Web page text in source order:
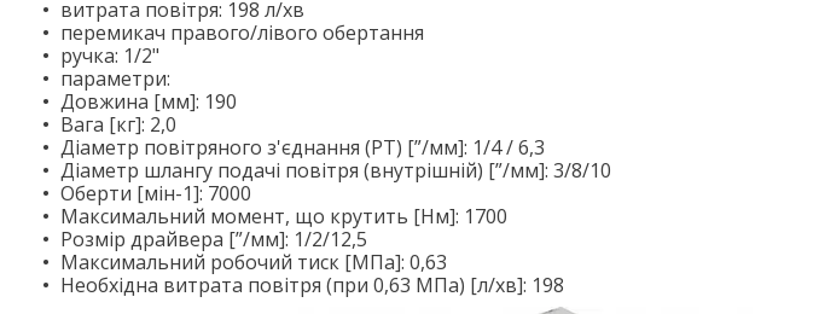
витрата повітря: 198 л/хв
перемикач правого/лівого обертання
ручка: 1/2"
параметри:
Довжина [мм]: 190
Вага [кг]: 2,0
Діаметр повітряного з'єднання (PT) [”/мм]: 1/4 / 6,3
Діаметр шлангу подачі повітря (внутрішній) [”/мм]: 3/8/10
Оберти [мін-1]: 7000
Максимальний момент, що крутить [Нм]: 1700
Розмір драйвера [”/мм]: 1/2/12,5
Максимальний робочий тиск [МПа]: 0,63
Необхідна витрата повітря (при 0,63 МПа) [л/хв]: 198